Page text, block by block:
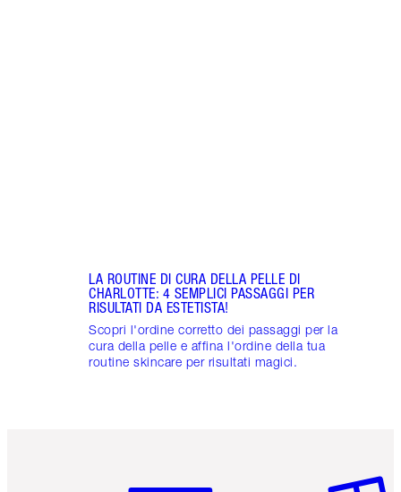
LA ROUTINE DI CURA DELLA PELLE DI
CHARLOTTE: 4 SEMPLICI PASSAGGI PER
RISULTATI DA ESTETISTA!
Scopri l'ordine corretto dei passaggi per la
cura della pelle e affina l'ordine della tua
routine skincare per risultati magici.